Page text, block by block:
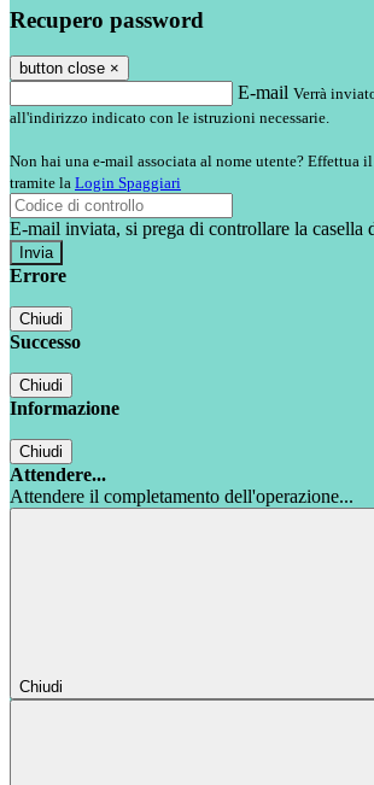
Recupero password
button close ×
E-mail Verrà
all'indirizzo indicato con le istruzioni necessarie.
Non hai una e-mail associata al nome utente? Effettua
tramite la Login Spaggiari
E-mail inviata, si prega di controllare la casella
Errore
Chiudi
Successo
Chiudi
Informazione
Chiudi
Attendere...
Attendere il completamento dell'operazione...
Chiudi